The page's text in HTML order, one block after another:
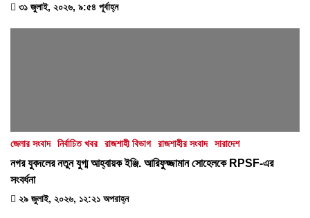
৩১ জুলাই, ২০২৬, ৯:৫৪ পূর্বাহ্ন
জেলার সংবাদ নির্বাচিত খবর রাজশাহী বিভাগ রাজশাহীর সংবাদ সারাদেশ
নগর যুবদলের নতুন যুগ্ম আহ্বায়ক ইঞ্জি. আরিফুজ্জামান সোহেলকে RPSF-এর
সংবর্ধনা
২৯ জুলাই, ২০২৬, ১২:২১ অপরাহ্ন